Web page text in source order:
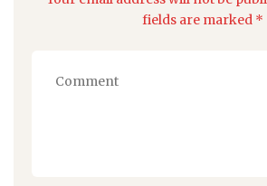
fields are marked *